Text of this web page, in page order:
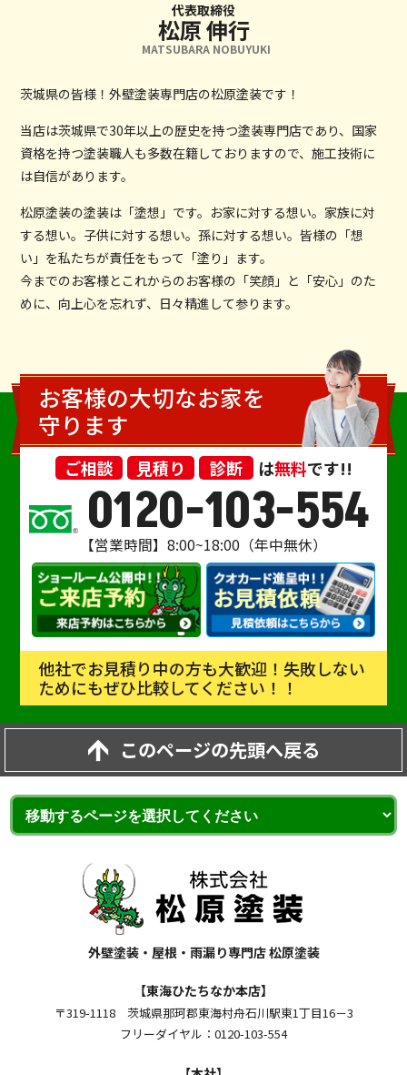
代表取締役
松原 伸行
MATSUBARA NOBUYUKI
茨城県の皆様！外壁塗装専門店の松原塗装です！
当店は茨城県で30年以上の歴史を持つ塗装専門店であり、国家
資格を持つ塗装職人も多数在籍しておりますので、施工技術に
は自信があります。
松原塗装の塗装は「塗想」です。お家に対する想い。家族に対
する想い。子供に対する想い。孫に対する想い。皆様の「想
い」を私たちが責任をもって「塗り」ます。
今までのお客様とこれからのお客様の「笑顔」と「安心」のた
めに、向上心を忘れず、日々精進して参ります。
お客様の大切なお家を
守ります
ご相談 見積り 診断 は無料です!!
0120-103-554
【営業時間】8:00~18:00（年中無休）
他社でお見積り中の方も大歓迎！失敗しない
ためにもぜひ比較してください！！
このページの先頭へ戻る
外壁塗装・屋根・雨漏り専門店 松原塗装
【東海ひたちなか本店】
〒319-1118 茨城県那珂郡東海村舟石川駅東1丁目16－3
フリーダイヤル：0120-103-554